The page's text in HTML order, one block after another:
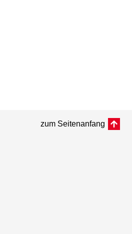
zum Seitenanfang